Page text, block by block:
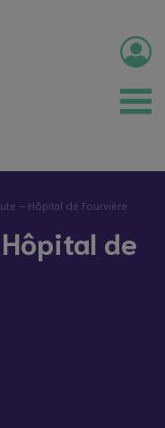
– Hôpital de Fourvière
de